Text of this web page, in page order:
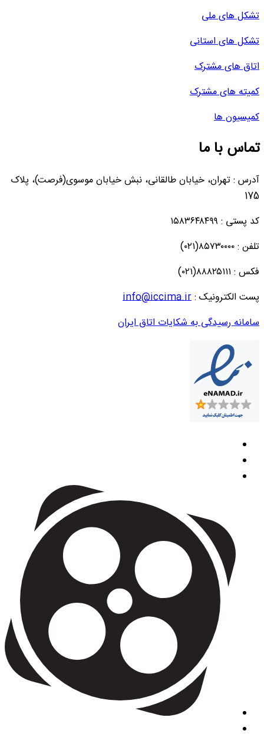
تشکل های ملی
تشکل های استانی
اتاق های مشترک
کمیته های مشترک
کمیسیون ها
تماس با ما
آدرس : تهران، خیابان طالقانی، نبش خیابان موسوی(فرصت)، پلاک
175
کد پستی : ۱۵۸۳۶۴۸۴۹۹
تلفن : ۸۵۷۳۰۰۰۰(۰۲۱)
فکس : ۸۸۸۲۵۱۱۱(۰۲۱)
پست الکترونیک :info@iccima.ir
سامانه رسیدگی به شکایات اتاق ایران